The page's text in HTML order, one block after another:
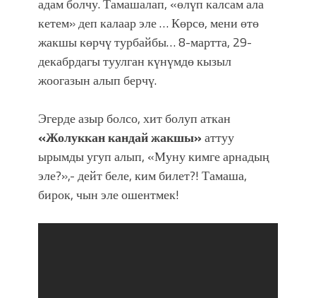
адам болчу. Тамашалап, «өлүп калсам ала
кетем» деп калаар эле … Көрсө, мени өтө
жакшы көрчү турбайбы… 8-мартта, 29-
декабрдагы туулган күнүмдө кызыл
жоогазын алып берчү.
Эгерде азыр болсо, хит болуп аткан
«Жолуккан кандай жакшы»аттуу
ырымды угуп алып, «Муну кимге арнадың
эле?»,- дейт беле, ким билет?! Тамаша,
бирок, чын эле ошентмек!